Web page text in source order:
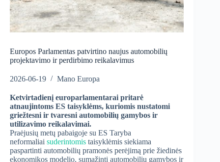
Europos Parlamentas patvirtino naujus automobilių
projektavimo ir perdirbimo reikalavimus
2026-06-19 Mano Europa
Ketvirtadienį europarlamentarai pritarė
atnaujintoms ES taisyklėms, kuriomis nustatomi
griežtesni ir tvaresni automobilių gamybos ir
utilizavimo reikalavimai.
Praėjusių metų pabaigoje su ES Taryba
neformaliai suderintomis taisyklėmis siekiama
paspartinti automobilių pramonės perėjimą prie žiedinės
ekonomikos modelio, sumažinti automobilių gamybos ir